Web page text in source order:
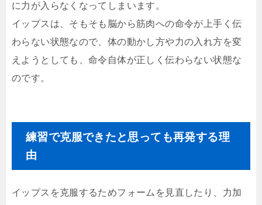
に力が入らなくなってしまいます。
イップスは、そもそも脳から筋肉への命令が上手く伝
わらない状態なので、体の動かし方や力の入れ方を変
えようとしても、命令自体が正しく伝わらない状態な
のです。
練習で克服できたと思っても再発する理
由
イップスを克服するためフォームを見直したり、力加